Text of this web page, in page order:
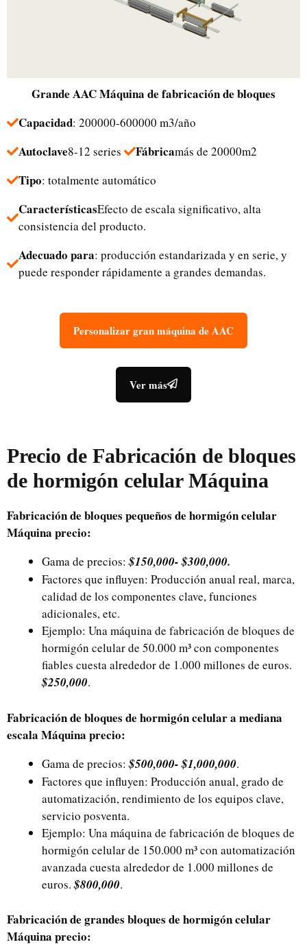
Grande AACMáquina de fabricación de bloques
Capacidad: 200000-600000 m3/año
Autoclave8-12 series Fábricamás de 20000m2
Tipo: totalmente automático
CaracterísticasEfecto de escala significativo, alta
consistencia del producto.
Adecuado para: producción estandarizada y en serie, y
puede responder rápidamente a grandes demandas.
Personalizar gran máquina de AAC
Ver más
Precio de Fabricación de bloques
de hormigón celular Máquina
Fabricación de bloques pequeños de hormigón celular
Máquina precio:
Gama de precios:$150,000-$300,000.
Factores que influyen: Producción anual real, marca,
calidad de los componentes clave, funciones
adicionales, etc.
Ejemplo: Una máquina de fabricación de bloques de
hormigón celular de 50.000 m³ con componentes
fiables cuesta alrededor de 1.000 millones de euros.
$250,000.
Fabricación de bloques de hormigón celular a mediana
escala Máquina precio:
Gama de precios:$500,000- $1,000,000.
Factores que influyen: Producción anual, grado de
automatización, rendimiento de los equipos clave,
servicio posventa.
Ejemplo: Una máquina de fabricación de bloques de
hormigón celular de 150.000 m³ con automatización
avanzada cuesta alrededor de 1.000 millones de
euros.$800,000.
Fabricación de grandes bloques de hormigón celular
Máquina precio: